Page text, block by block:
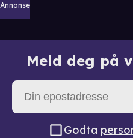
Annonse
Meld deg på
Godta